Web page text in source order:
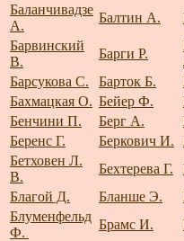
Баланчивадзе
А.
Балтин А.
Барвинский
В.
Барги Р.
Барсукова С.
Барток Б.
Бахмацкая О. Бейер Ф.
Бенчини П.
Берг А.
Беренс Г.
Беркович И.
Бетховен Л.
В.
Бехтерева Г.
Благой Д.
Бланше Э.
Блуменфельд
Ф.
Брамс И.